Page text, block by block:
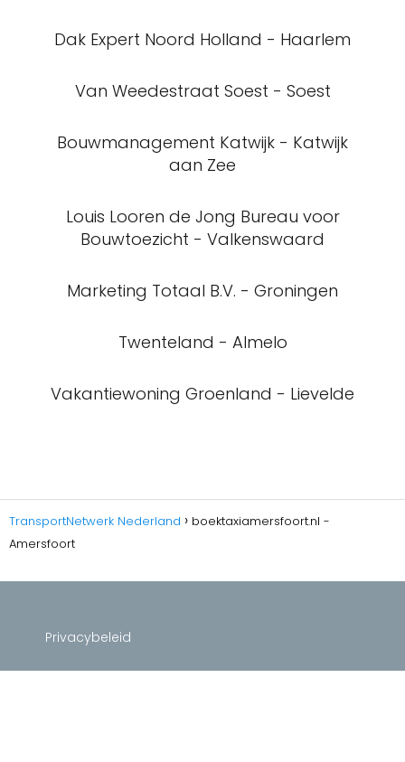
Dak Expert Noord Holland - Haarlem
Van Weedestraat Soest - Soest
Bouwmanagement Katwijk - Katwijk
aan Zee
Louis Looren de Jong Bureau voor
Bouwtoezicht - Valkenswaard
Marketing Totaal B.V. - Groningen
Twenteland - Almelo
Vakantiewoning Groenland - Lievelde
TransportNetwerk Nederland
boektaxiamersfoort.nl -
Amersfoort
Privacybeleid